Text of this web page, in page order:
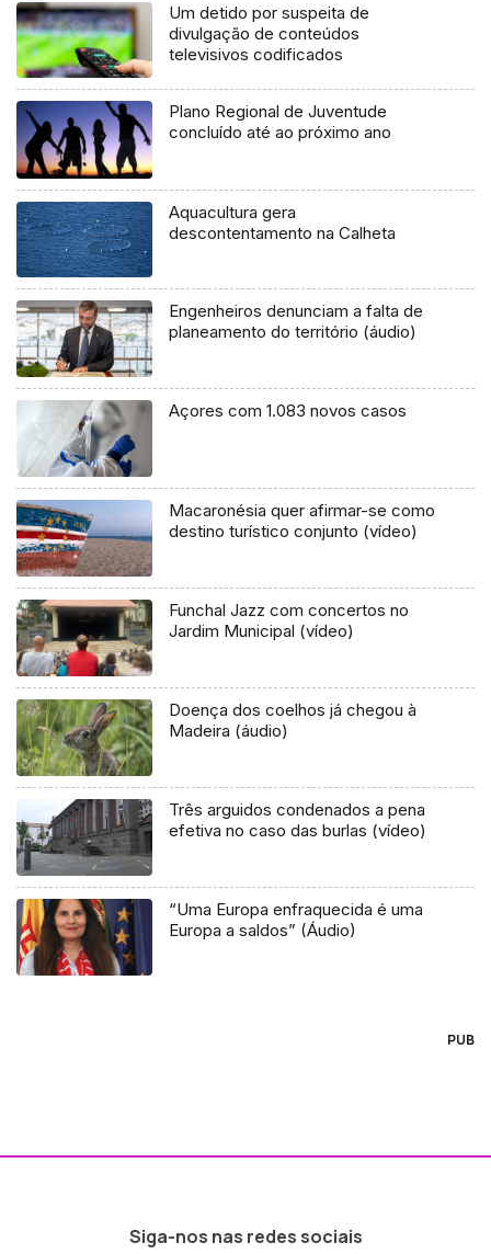
Um detido por suspeita de
divulgação de conteúdos
televisivos codificados
Plano Regional de Juventude
concluído até ao próximo ano
Aquacultura gera
descontentamento na Calheta
Engenheiros denunciam a falta de
planeamento do território (áudio)
Açores com 1.083 novos casos
Macaronésia quer afirmar-se como
destino turístico conjunto (vídeo)
Funchal Jazz com concertos no
Jardim Municipal (vídeo)
Doença dos coelhos já chegou à
Madeira (áudio)
Três arguidos condenados a pena
efetiva no caso das burlas (vídeo)
“Uma Europa enfraquecida é uma
Europa a saldos” (Áudio)
PUB
Siga-nos nas redes sociais